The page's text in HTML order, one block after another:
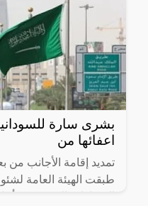
بشرى سارة
اعفائها من
تمديد إقامة الأجانب
طبقت الهيئة العامة